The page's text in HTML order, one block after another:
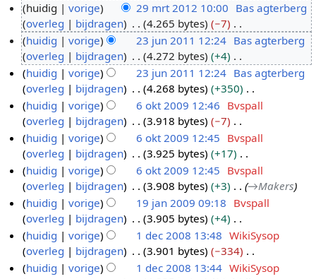
9
2
1
huidig vorige 29 mrt 2012 10:00 Bas agterberg
overleg
bijdragen 4.265 bytes
−7
G
e
e
n
b
e
w
e
r
k
i
n
g
s
s
a
3
u
2
1
huidig vorige 23 jun 2011 12:24 Bas agterberg
overleg
bijdragen 4.272 bytes
+4
G
e
e
n
b
e
w
e
r
k
i
n
g
s
huidig vorige 23 jun 2011 12:24 Bas agterberg
overleg
bijdragen 4.268 bytes
+350
G
e
e
n
b
e
w
e
r
k
i
n
o
0
9
huidig vorige 6 okt 2009 12:46 Bvspall
overleg
bijdragen 3.918 bytes
−7
G
e
e
n
b
e
w
e
r
k
huidig vorige 6 okt 2009 12:45 Bvspall
overleg
bijdragen 3.925 bytes
+17
G
e
e
n
b
e
w
huidig vorige 6 okt 2009 12:45 Bvspall
overleg
bijdragen 3.908 bytes +3 →Makers
9
a
huidig vorige 19 jan 2009 09:18 Bvspall
overleg
bijdragen 3.905 bytes
+4
G
e
e
d
huidig vorige 1 dec 2008 13:48 WikiSysop
overleg
bijdragen 3.901 bytes
−334
Ghuidig vorige 1 dec 2008 13:44 WikiSysop